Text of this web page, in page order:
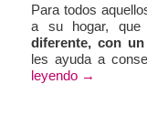
Para todos
a su hogar, que
diferente, con
les ayuda a
leyendo →